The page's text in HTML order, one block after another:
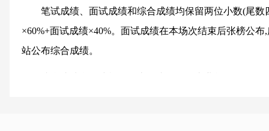
笔试成绩、面试成绩和综合成绩均保留两位小数(尾
×60%+面试成绩×40%。面试成绩在本场次结束后张榜公
站公布综合成绩。